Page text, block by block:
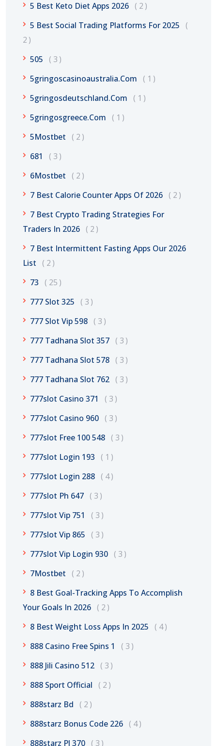
5 Best Keto Diet Apps 2026
2
5 Best Social Trading Platforms For 2025
2
505
3
5gringoscasinoaustralia.com
1
5gringosdeutschland.com
1
5gringosgreece.com
1
5Mostbet
2
681
3
6Mostbet
2
7 Best Calorie Counter Apps Of 2026
2
7 Best Crypto Trading Strategies For
Traders In 2026
2
7 Best Intermittent Fasting Apps Our 2026
List
2
73
25
777 Slot 325
3
777 Slot Vip 598
3
777 Tadhana Slot 357
3
777 Tadhana Slot 578
3
777 Tadhana Slot 762
3
777slot Casino 371
3
777slot Casino 960
3
777slot Free 100 548
3
777slot Login 193
1
777slot Login 288
4
777slot Ph 647
3
777slot Vip 751
3
777slot Vip 865
3
777slot Vip Login 930
3
7Mostbet
2
8 Best Goal-Tracking Apps To Accomplish
Your Goals In 2026
2
8 Best Weight Loss Apps In 2025
4
888 Casino Free Spins 1
3
888 Jili Casino 512
3
888 Sport Official
2
888starz Bd
2
888starz Bonus Code 226
4
888starz Pl 370
3